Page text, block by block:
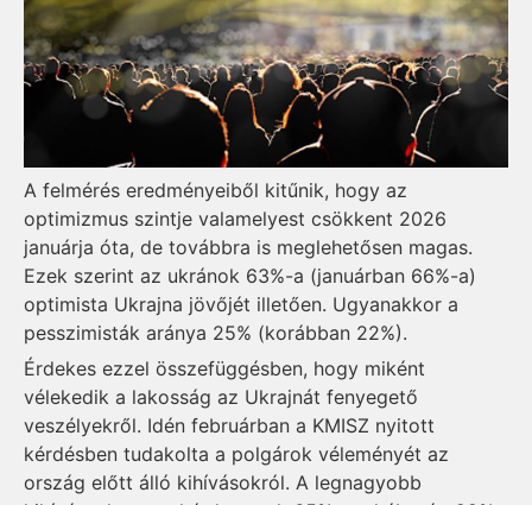
A felmérés eredményeiből kitűnik, hogy az
optimizmus szintje valamelyest csökkent 2026
januárja óta, de továbbra is meglehetősen magas.
Ezek szerint az ukránok 63%-a (januárban 66%-a)
optimista Ukrajna jövőjét illetően. Ugyanakkor a
pesszimisták aránya 25% (korábban 22%).
Érdekes ezzel összefüggésben, hogy miként
vélekedik a lakosság az Ukrajnát fenyegető
veszélyekről. Idén februárban a KMISZ nyitott
kérdésben tudakolta a polgárok véleményét az
ország előtt álló kihívásokról. A legnagyobb